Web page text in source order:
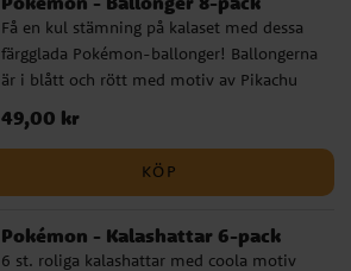
Få en kul stämning på kalaset med dessa
färgglada Pokémon-ballonger! Ballongerna
är i blått och rött med motiv av Pikachu
och Eevee. Ballongerna blir ca 30 cm i
diameter uppblåsta och kan fyllas med
både luft och helium. För enklare
uppblåsning rekommenderar vi att
Pris :49,00 kr
49,00 kr
KÖP
Pokémon - Kalashattar 6-pack
6 st. roliga kalashattar med coola motiv